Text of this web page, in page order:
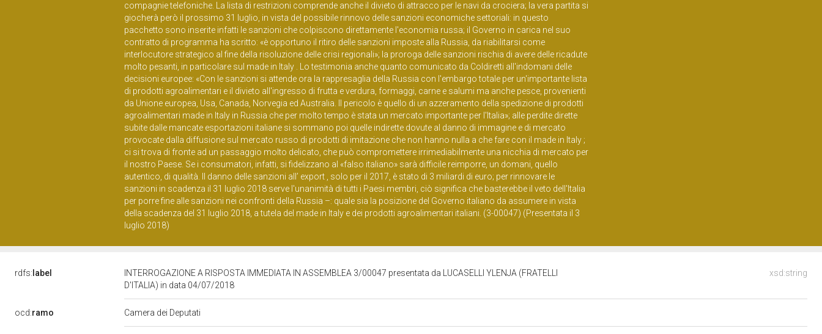
compagnie telefoniche. La lista di restrizioni comprende anche il divieto di attracco per le navi da crociera; la vera partita si
giocherà però il prossimo 31 luglio, in vista del possibile rinnovo delle sanzioni economiche settoriali: in questo
pacchetto sono inserite infatti le sanzioni che colpiscono direttamente l'economia russa; il Governo in carica nel suo
contratto di programma ha scritto: «è opportuno il ritiro delle sanzioni imposte alla Russia, da riabilitarsi come
interlocutore strategico al fine della risoluzione delle crisi regionali»; la proroga delle sanzioni rischia di avere delle ricadute
molto pesanti, in particolare sul made in Italy . Lo testimonia anche quanto comunicato da Coldiretti all'indomani delle
decisioni europee: «Con le sanzioni si attende ora la rappresaglia della Russia con l'embargo totale per un'importante lista
di prodotti agroalimentari e il divieto all'ingresso di frutta e verdura, formaggi, carne e salumi ma anche pesce, provenienti
da Unione europea, Usa, Canada, Norvegia ed Australia. Il pericolo è quello di un azzeramento della spedizione di prodotti
agroalimentari made in Italy in Russia che per molto tempo è stata un mercato importante per l'Italia»; alle perdite dirette
subite dalle mancate esportazioni italiane si sommano poi quelle indirette dovute al danno di immagine e di mercato
provocate dalla diffusione sul mercato russo di prodotti di imitazione che non hanno nulla a che fare con il made in Italy ;
ci si trova di fronte ad un passaggio molto delicato, che può compromettere irrimediabilmente una nicchia di mercato per
il nostro Paese. Se i consumatori, infatti, si fidelizzano al «falso italiano» sarà difficile reimporre, un domani, quello
autentico, di qualità. Il danno delle sanzioni all’ export , solo per il 2017, è stato di 3 miliardi di euro; per rinnovare le
sanzioni in scadenza il 31 luglio 2018 serve l'unanimità di tutti i Paesi membri, ciò significa che basterebbe il veto dell'Italia
per porre fine alle sanzioni nei confronti della Russia –: quale sia la posizione del Governo italiano da assumere in vista
della scadenza del 31 luglio 2018, a tutela del made in Italy e dei prodotti agroalimentari italiani. (3-00047) (Presentata il 3
luglio 2018)
rdfs: label xsd:string
INTERROGAZIONE A RISPOSTA IMMEDIATA IN ASSEMBLEA 3/00047 presentata da LUCASELLI YLENJA (FRATELLI
D'ITALIA) in data 04/07/2018
ocd:ramo Camera dei Deputati